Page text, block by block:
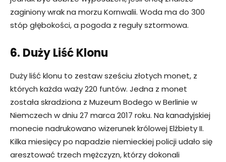
zaginiony wrak na morzu Kornwalii. Woda ma do 300
stóp głębokości, a pogoda z reguły sztormowa.
6. Duży Liść Klonu
Duży liść klonu to zestaw sześciu złotych monet, z
których każda waży 220 funtów. Jedna z monet
została skradziona z Muzeum Bodego w Berlinie w
Niemczech w dniu 27 marca 2017 roku. Na kanadyjskiej
monecie nadrukowano wizerunek królowej Elżbiety II.
Kilka miesięcy po napadzie niemieckiej policji udało się
aresztować trzech mężczyzn, którzy dokonali